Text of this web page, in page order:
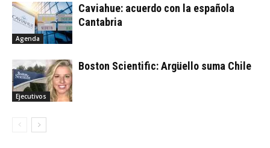
Agenda
Caviahue: acuerdo con la española
Cantabria
Ejecutivos
Boston Scientific: Argüello suma Chile